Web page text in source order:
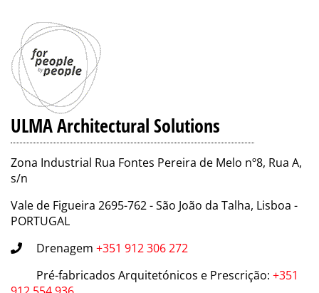
ULMA Architectural Solutions
Zona Industrial Rua Fontes Pereira de Melo nº8, Rua A,
s/n
Vale de Figueira 2695-762 - São João da Talha, Lisboa -
PORTUGAL
Drenagem +351 912 306 272
Pré-fabricados Arquitetónicos e Prescrição: +351